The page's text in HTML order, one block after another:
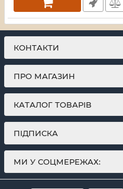
КОНТАКТИ
ПРО МАГАЗИН
КАТАЛОГ ТОВАРІВ
ПІДПИСКА
МИ У СОЦМЕРЕЖАХ: